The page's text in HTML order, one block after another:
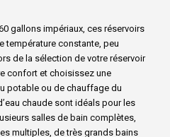
gallons impériaux, ces réservoirs
température constante, peu
de la sélection de votre réservoir
confort et choisissez une
potable ou de chauffage du
chaude sont idéals pour les
salles de bain complètes,
multiples, de très grands bains